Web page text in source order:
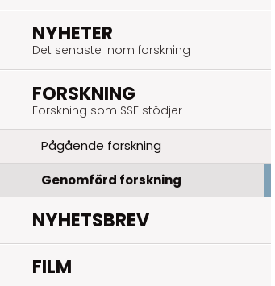
NYHETER
Det senaste inom forskning
FORSKNING
Forskning som SSF stödjer
Pågående forskning
Genomförd forskning
NYHETSBREV
FILM